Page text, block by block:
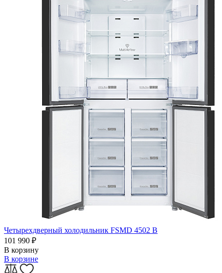
Четырехдверный холодильник FSMD 4502 B
101 990 ₽
В корзину
В корзине